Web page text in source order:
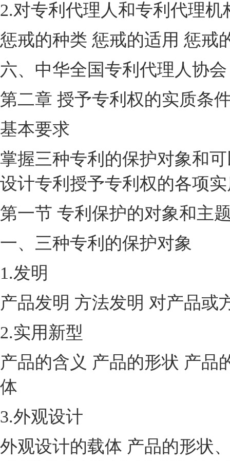
2.对专利代理人和专利代理机
惩戒的种类 惩戒的适用 惩戒
六、中华全国专利代理人协会
第二章 授予专利权的实质条
基本要求
掌握三种专利的保护对象和
设计专利授予专利权的各项
第一节 专利保护的对象和主
一、三种专利的保护对象
1.发明
产品发明 方法发明 对产品或
2.实用新型
产品的含义 产品的形状 产品
体
3.外观设计
外观设计的载体 产品的形状